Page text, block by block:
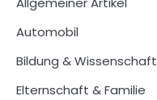
Automobil
Bildung & Wissenschaft
Elternschaft & Familie